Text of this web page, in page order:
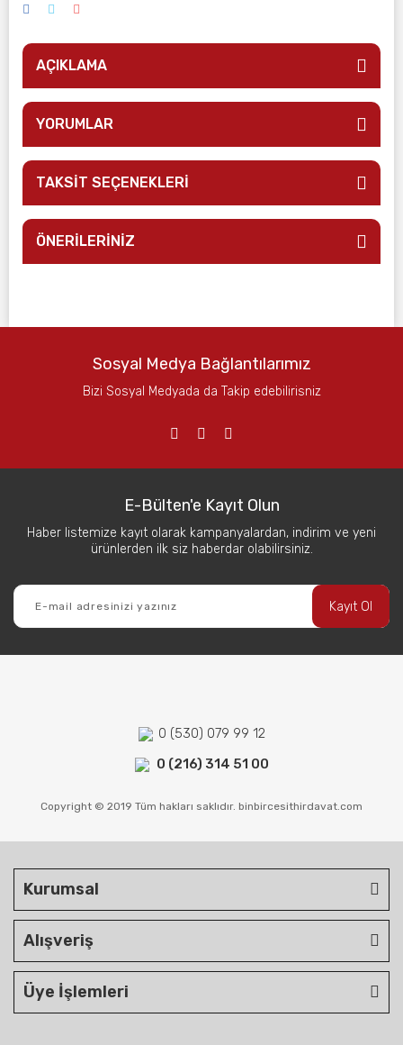
AÇIKLAMA
YORUMLAR
TAKSİT SEÇENEKLERİ
ÖNERİLERİNİZ
Sosyal Medya Bağlantılarımız
Bizi Sosyal Medyada da Takip edebilirisniz
E-Bülten'e Kayıt Olun
Haber listemize kayıt olarak kampanyalardan, indirim ve yeni
ürünlerden ilk siz haberdar olabilirsiniz.
Kayıt Ol
0 (530) 079 99 12
0 (216) 314 51 00
Copyright © 2019 Tüm hakları saklıdır. binbircesithirdavat.com
Kurumsal
Alışveriş
Üye İşlemleri